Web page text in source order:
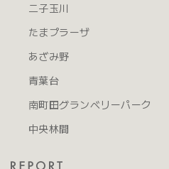
二子玉川
たまプラーザ
あざみ野
青葉台
南町田グランベリーパーク
中央林間